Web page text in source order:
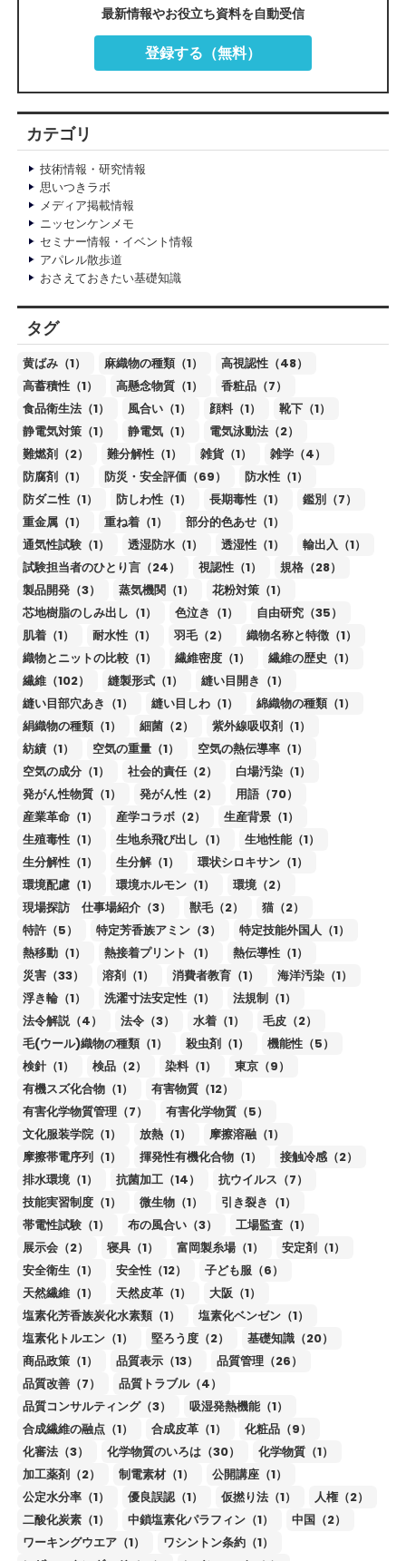
最新情報やお役立ち資料を自動受信
登録する（無料）
カテゴリ
技術情報・研究情報
思いつきラボ
メディア掲載情報
ニッセンケンメモ
セミナー情報・イベント情報
アパレル散歩道
おさえておきたい基礎知識
タグ
黄ばみ（1） 麻織物の種類（1）
高視認性（48）
高蓄積性（1）
高懸念物質（1）
香粧品（7）
食品衛生法（1）
風合い（1） 顔料（1）
靴下（1）
静電気対策（1）
静電気（1）
電気泳動法（2）
難燃剤（2）
難分解性（1） 雑貨（1）
雑学（4）
防腐剤（1）
防災・安全評価（69）
防水性（1）
防ダニ性（1）
防しわ性（1） 長期毒性（1）
鑑別（7）
重金属（1）
重ね着（1）
部分的色あせ（1）
通気性試験（1）
透湿防水（1） 透湿性（1）
輸出入（1）
試験担当者のひとり言（24）
視認性（1）
規格（28）
製品開発（3）
蒸気機関（1）
花粉対策（1）
芯地樹脂のしみ出し（1）
色泣き（1）
自由研究（35）
肌着（1）
耐水性（1） 羽毛（2）
織物名称と特徴（1）
織物とニットの比較（1）
繊維密度（1）
繊維の歴史（1）
繊維（102）
縫製形式（1）
縫い目開き（1）
縫い目部穴あき（1）
縫い目しわ（1）
綿織物の種類（1）
絹織物の種類（1）
細菌（2）
紫外線吸収剤（1）
紡績（1）
空気の重量（1）
空気の熱伝導率（1）
空気の成分（1）
社会的責任（2）
白場汚染（1）
発がん性物質（1）
発がん性（2）
用語（70）
産業革命（1）
産学コラボ（2）
生産背景（1）
生殖毒性（1）
生地糸飛び出し（1）
生地性能（1）
生分解性（1）
生分解（1）
環状シロキサン（1）
環境配慮（1）
環境ホルモン（1）
環境（2）
現場探訪 仕事場紹介（3）
獣毛（2）
猫（2）
特許（5）
特定芳香族アミン（3）
特定技能外国人（1）
熱移動（1）
熱接着プリント（1）
熱伝導性（1）
災害（33）
溶剤（1） 消費者教育（1）
海洋汚染（1）
浮き輪（1）
洗濯寸法安定性（1）
法規制（1）
法令解説（4）
法令（3） 水着（1）
毛皮（2）
毛(ウール)織物の種類（1）
殺虫剤（1）
機能性（5）
検針（1）
検品（2） 染料（1）
東京（9）
有機スズ化合物（1）
有害物質（12）
有害化学物質管理（7）
有害化学物質（5）
文化服装学院（1）
放熱（1）
摩擦溶融（1）
摩擦帯電序列（1）
揮発性有機化合物（1）
接触冷感（2）
排水環境（1）
抗菌加工（14）
抗ウイルス（7）
技能実習制度（1）
微生物（1）
引き裂き（1）
帯電性試験（1）
布の風合い（3）
工場監査（1）
展示会（2）
寝具（1） 富岡製糸場（1）
安定剤（1）
安全衛生（1）
安全性（12）
子ども服（6）
天然繊維（1）
天然皮革（1）
大阪（1）
塩素化芳香族炭化水素類（1）
塩素化ベンゼン（1）
塩素化トルエン（1）
堅ろう度（2）
基礎知識（20）
商品政策（1）
品質表示（13）
品質管理（26）
品質改善（7）
品質トラブル（4）
品質コンサルティング（3）
吸湿発熱機能（1）
合成繊維の融点（1）
合成皮革（1）
化粧品（9）
化審法（3）
化学物質のいろは（30）
化学物質（1）
加工薬剤（2）
制電素材（1）
公開講座（1）
公定水分率（1）
優良誤認（1） 仮撚り法（1）
人権（2）
二酸化炭素（1）
中鎖塩素化パラフィン（1）
中国（2）
ワーキングウエア（1）
ワシントン条約（1）